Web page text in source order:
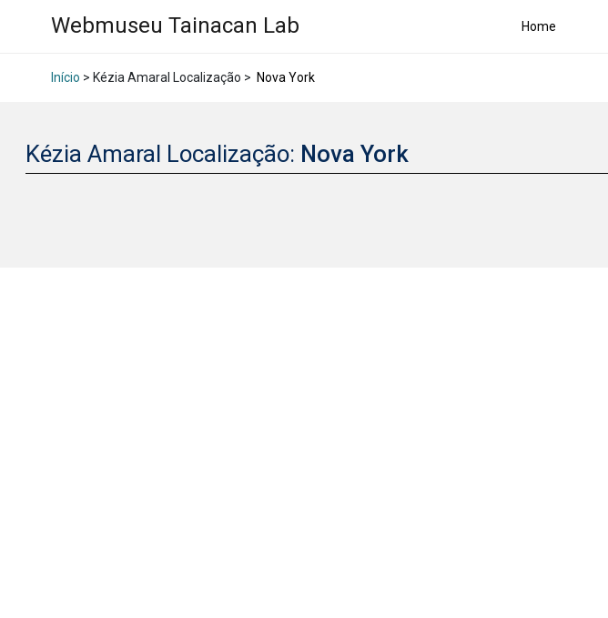
Webmuseu Tainacan Lab Home
Início > Kézia Amaral Localização > Nova York
Kézia Amaral Localização: Nova York